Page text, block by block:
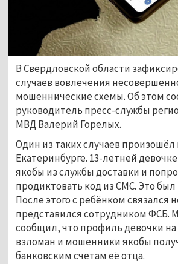
В Свердловской области
случаев вовлечения
мошеннические схемы. Об этом
руководитель пресс-службы
МВД Валерий Горелых.
Один из таких случаев произошёл
Екатеринбурге. 13-летней
якобы из службы доставки и
продиктовать код из СМС. Это
После этого с ребёнком связался
представился сотрудником ФСБ.
сообщил, что профиль девочки на
взломан и мошенники якобы
банковским счетам её отца.